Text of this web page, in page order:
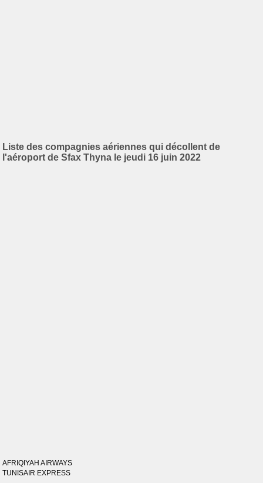
Liste des compagnies aériennes qui décollent de
l'aéroport de Sfax Thyna le jeudi 16 juin 2022
AFRIQIYAH AIRWAYS
TUNISAIR EXPRESS